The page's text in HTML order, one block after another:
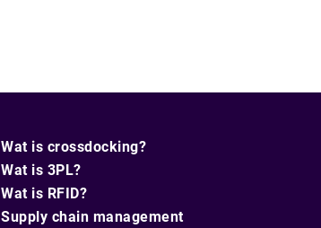
Wat is crossdocking?
Wat is 3PL?
Wat is RFID?
Supply chain management